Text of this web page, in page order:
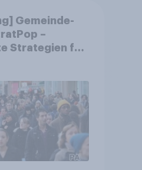
Gemeinde-
–
Strategien für